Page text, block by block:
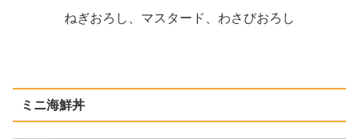
ねぎおろし、マスタード、わさびおろし
ミニ海鮮丼